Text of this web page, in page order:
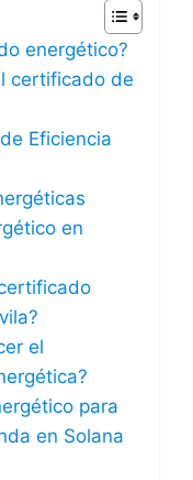
energético?
certificado de
Eficiencia
en
el
para
en Solana